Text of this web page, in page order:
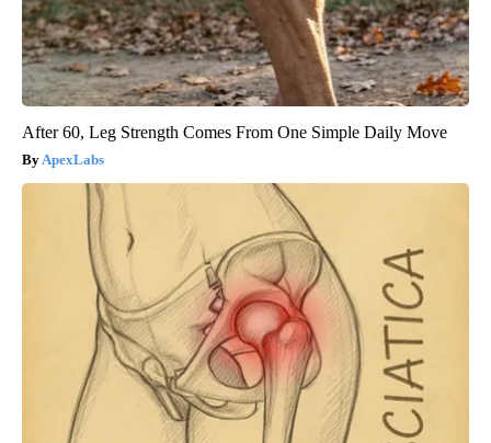
After 60, Leg Strength Comes From One Simple Daily Move
ApexLabs